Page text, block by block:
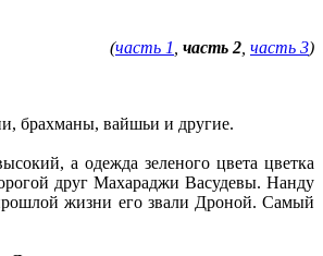
(часть 1 часть 2 часть 3)
брахманы, вайшьи и другие.
а одежда зеленого цвета цветка
друг Махараджи Васудевы. Нанду
жизни его звали Дроной. Самый